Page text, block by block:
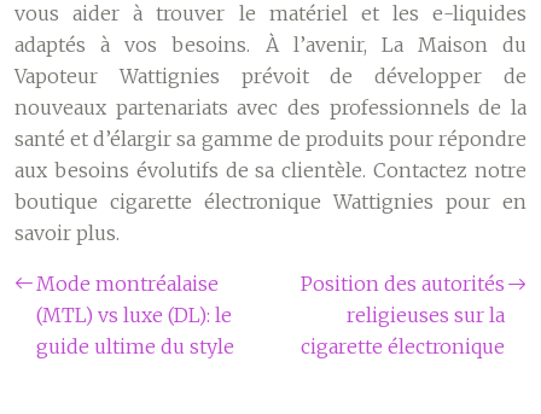
vous aider à trouver le matériel et les e-liquides
adaptés à vos besoins. À l’avenir, La Maison du
Vapoteur Wattignies prévoit de développer de
nouveaux partenariats avec des professionnels de la
santé et d’élargir sa gamme de produits pour répondre
aux besoins évolutifs de sa clientèle. Contactez notre
boutique cigarette électronique Wattignies pour en
savoir plus.
Mode montréalaise
(MTL) vs luxe (DL): le
guide ultime du style
Position des autorités
religieuses sur la
cigarette électronique